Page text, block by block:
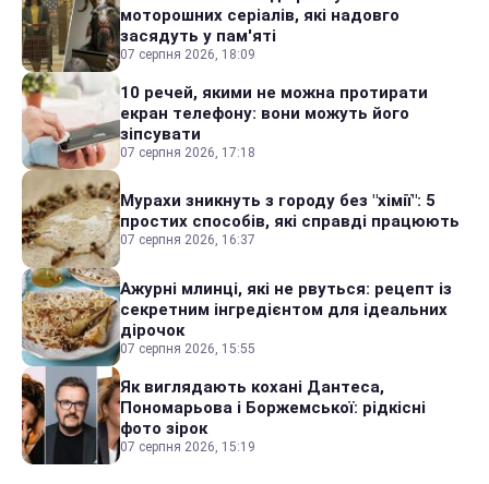
моторошних серіалів, які надовго
засядуть у пам'яті
07 серпня 2026, 18:09
10 речей, якими не можна протирати
екран телефону: вони можуть його
зіпсувати
07 серпня 2026, 17:18
Мурахи зникнуть з городу без "хімії": 5
простих способів, які справді працюють
07 серпня 2026, 16:37
Ажурні млинці, які не рвуться: рецепт із
секретним інгредієнтом для ідеальних
дірочок
07 серпня 2026, 15:55
Як виглядають кохані Дантеса,
Пономарьова і Боржемської: рідкісні
фото зірок
07 серпня 2026, 15:19